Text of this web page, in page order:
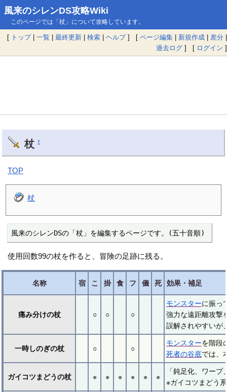
風来のシレンDS攻略Wiki
このページでは「杖」について攻略しています。
[ トップ| 一覧 | 最終更新 | 検索 | ヘルプ] [ ページ編集 | 新規作成 | 差分 |
過去ログ ] [ ログイン ]
杖 †
TOP
杖
風来のシレンDSの「杖」を編集するページです。(五十音順)
使用回数99の杖を作ると、冒険の足跡に残る。
名称 宿 こ 掛 食 フ 儀 死 効果・補足
痛み分けの杖 ○ ○ ○
モンスターに振っ
強力な遠距離攻撃
誤解されやすいが
一時しのぎの杖 ○ ○
モンスターを階段
死者の谷底では、
ガイコツまどうの杖 ※ ※ ※ ※ ※ ※
「鈍足化、ワー
※ガイコツまどう系